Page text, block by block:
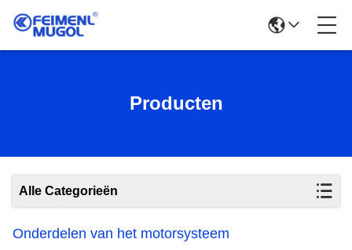
Producten
Alle Categorieën
Onderdelen van het motorsysteem